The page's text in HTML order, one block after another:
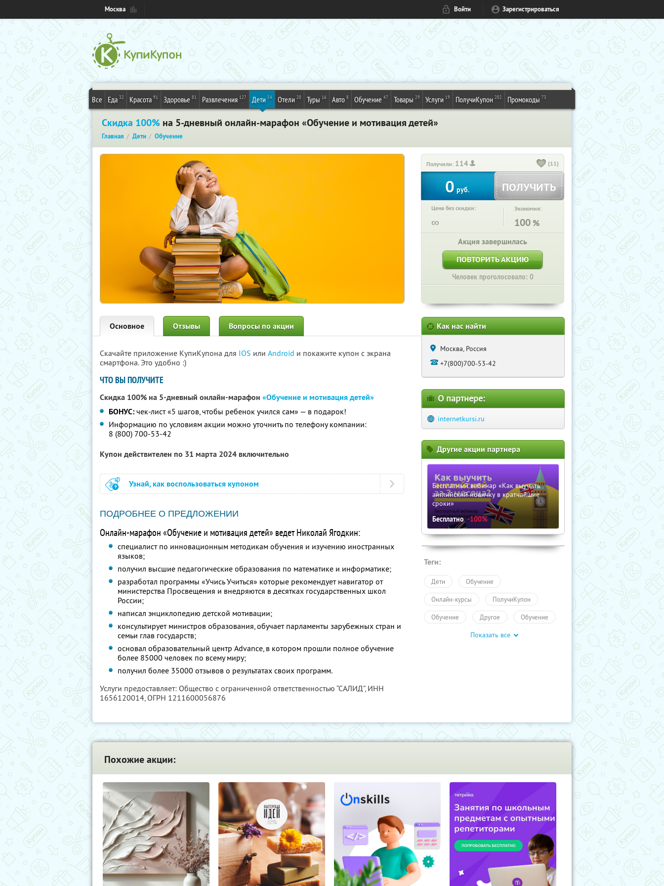
Москва Войти Зарегистрироваться
Все Еда 32 Красота 91 Здоровье 81 Развлечения 127 Дети 54 Отели 20 Туры 16 Авто 8 Обучение 47 Товары 29 Услуги 19 ПолучиКупон 202 Промокоды 73
Скидка 100% на 5-дневный онлайн-марафон «Обучение и мотивация детей»
Главная Дети Обучение
Получили: 114 (11)
0 руб. ПОЛУЧИТЬ
Цена без скидки:
∞
Экономия:
100 %
Акция завершилась
ПОВТОРИТЬ АКЦИЮ
Человек проголосовало: 0
Основное Отзывы Вопросы по акции
Скачайте приложение КупиКупона для IOS или Android и покажите купон с экрана
смартфона. Это удобно :)
ЧТО ВЫ ПОЛУЧИТЕ
Скидка 100% на 5-дневный онлайн-марафон «Обучение и мотивация детей»
БОНУС: чек-лист «5 шагов, чтобы ребенок учился сам» — в подарок!
Информацию по условиям акции можно уточнить по телефону компании:
8 (800) 700-53-42
Купон действителен по 31 марта 2024 включительно
Узнай, как воспользоваться купоном
ПОДРОБНЕЕ О ПРЕДЛОЖЕНИИ
Онлайн-марафон «Обучение и мотивация детей» ведет Николай Ягодкин:
специалист по инновационным методикам обучения и изучению иностранных
языков;
получил высшие педагогические образования по математике и информатике;
разработал программы «Учись Учиться» которые рекомендует навигатор от
министерства Просвещения и внедряются в десятках государственных школ
России;
написал энциклопедию детской мотивации;
консультирует министров образования, обучает парламенты зарубежных стран и
семьи глав государств;
основал образовательный центр Advance, в котором прошли полное обучение
более 85000 человек по всему миру;
получил более 35000 отзывов о результатах своих программ.
Услуги предоставляет: Общество с ограниченной ответственностью “САЛИД”, ИНН
1656120014, ОГРН 1211600056876
Как нас найти
Москва, Россия
+7(800)700-53-42
О партнере:
internetkursi.ru
Другие акции партнера
Бесплатный вебинар «Как выучить
английский новичку в кратчайшие
сроки»
Бесплатно -100%
Теги:
Дети Обучение
Онлайн-курсы ПолучиКупон
Обучение Другое Обучение
Показать все
Похожие акции: